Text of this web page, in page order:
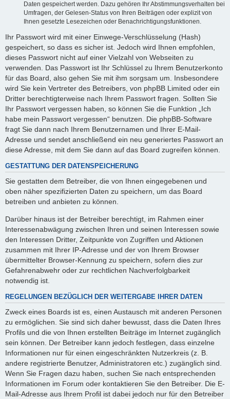
Daten gespeichert werden. Dazu gehören Ihr Abstimmungsverhalten bei
Umfragen, der Gelesen-Status von Ihren Beiträgen oder explizit von
Ihnen gesetzte Lesezeichen oder Benachrichtigungsfunktionen.
Ihr Passwort wird mit einer Einwege-Verschlüsselung (Hash)
gespeichert, so dass es sicher ist. Jedoch wird Ihnen empfohlen,
dieses Passwort nicht auf einer Vielzahl von Webseiten zu
verwenden. Das Passwort ist Ihr Schlüssel zu Ihrem Benutzerkonto
für das Board, also gehen Sie mit ihm sorgsam um. Insbesondere
wird Sie kein Vertreter des Betreibers, von phpBB Limited oder ein
Dritter berechtigterweise nach Ihrem Passwort fragen. Sollten Sie
Ihr Passwort vergessen haben, so können Sie die Funktion „Ich
habe mein Passwort vergessen“ benutzen. Die phpBB-Software
fragt Sie dann nach Ihrem Benutzernamen und Ihrer E-Mail-
Adresse und sendet anschließend ein neu generiertes Passwort an
diese Adresse, mit dem Sie dann auf das Board zugreifen können.
GESTATTUNG DER DATENSPEICHERUNG
Sie gestatten dem Betreiber, die von Ihnen eingegebenen und
oben näher spezifizierten Daten zu speichern, um das Board
betreiben und anbieten zu können.
Darüber hinaus ist der Betreiber berechtigt, im Rahmen einer
Interessenabwägung zwischen Ihren und seinen Interessen sowie
den Interessen Dritter, Zeitpunkte von Zugriffen und Aktionen
zusammen mit Ihrer IP-Adresse und der von Ihrem Browser
übermittelter Browser-Kennung zu speichern, sofern dies zur
Gefahrenabwehr oder zur rechtlichen Nachverfolgbarkeit
notwendig ist.
REGELUNGEN BEZÜGLICH DER WEITERGABE IHRER DATEN
Zweck eines Boards ist es, einen Austausch mit anderen Personen
zu ermöglichen. Sie sind sich daher bewusst, dass die Daten Ihres
Profils und die von Ihnen erstellten Beiträge im Internet zugänglich
sein können. Der Betreiber kann jedoch festlegen, dass einzelne
Informationen nur für einen eingeschränkten Nutzerkreis (z. B.
andere registrierte Benutzer, Administratoren etc.) zugänglich sind.
Wenn Sie Fragen dazu haben, suchen Sie nach entsprechenden
Informationen im Forum oder kontaktieren Sie den Betreiber. Die E-
Mail-Adresse aus Ihrem Profil ist dabei jedoch nur für den Betreiber